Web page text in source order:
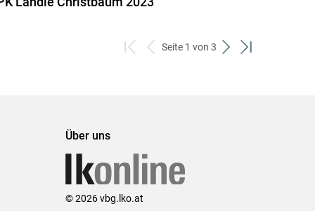
zum
zurück
Seite 1 von 3
weiterzum
Über uns
© 2026 vbg.lko.at